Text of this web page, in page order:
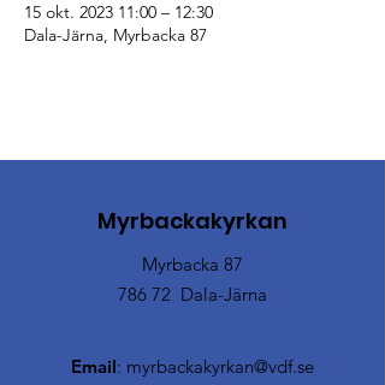
15 okt. 2023 11:00 – 12:30
Dala-Järna, Myrbacka 87
Myrbackakyrkan
Myrbacka 87
786 72 Dala-Järna
Email: myrbackakyrkan@vdf.se